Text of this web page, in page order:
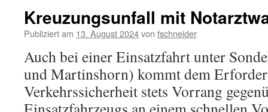
Kreuzungsunfall mit
Publiziert am 13. August 2024von fschneider
Auch bei einer Einsatzfahrt unter
und Martinshorn) kommt dem
Verkehrssicherheit stets Vorrang